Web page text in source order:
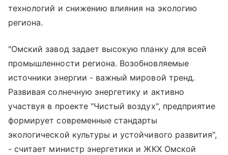
технологий и снижению влияния на экологию
региона.
"Омский завод задает высокую планку для всей
промышленности региона. Возобновляемые
источники энергии - важный мировой тренд.
Развивая солнечную энергетику и активно
участвуя в проекте "Чистый воздух", предприятие
формирует современные стандарты
экологической культуры и устойчивого развития",
- считает министр энергетики и ЖКХ Омской